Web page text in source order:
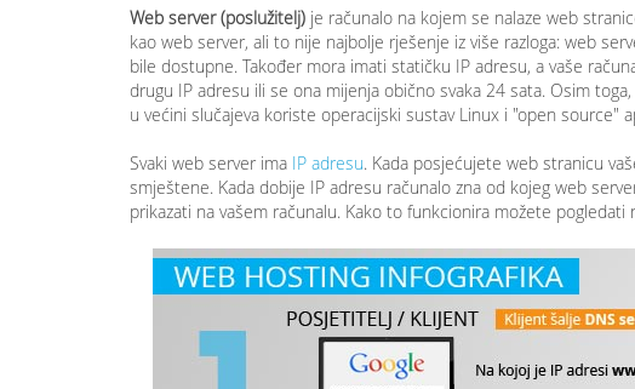
Web server (poslužitelj) je računalo na kojem se nalaze web
kao web server, ali to nije najbolje rješenje iz više razloga: web
bile dostupne. Također mora imati statičku IP adresu, a vaše
drugu IP adresu ili se ona mijenja obično svaka 24 sata. Osim
u većini slučajeva koriste operacijski sustav Linux i "open source"
Svaki web server ima IP adresu. Kada posjećujete web stranicu
smještene. Kada dobije IP adresu računalo zna od kojeg web
prikazati na vašem računalu. Kako to funkcionira možete pogledati